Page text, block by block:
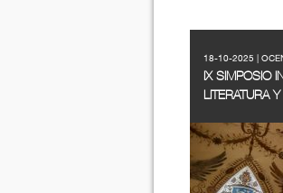
18-10-2025 |
IX SIMPOSIO
LITERATURA